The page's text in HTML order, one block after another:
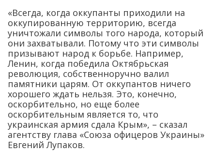
«Всегда, когда оккупанты приходили на
оккупированную территорию, всегда
уничтожали символы того народа, который
они захватывали. Потому что эти символы
призывают народ к борьбе. Например,
Ленин, когда победила Октябрьская
революция, собственноручно валил
памятники царям. От оккупантов ничего
хорошего ждать нельзя. Это, конечно,
оскорбительно, но еще более
оскорбительным является то, что
украинская армия сдала Крым», – сказал
агентству глава «Союза офицеров Украины»
Евгений Лупаков.